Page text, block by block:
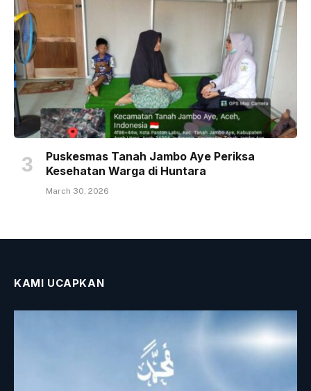
Puskesmas Tanah Jambo Aye Periksa
Kesehatan Warga di Huntara
March 30, 2026
KAMI UCAPKAN